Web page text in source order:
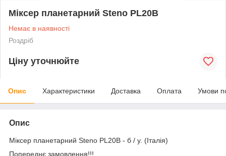
Міксер планетарний Steno PL20B
Немає в наявності
Роздріб
Ціну уточнюйте
Опис Характеристики Доставка Оплата Умови
Опис
Міксер планетарний Steno PL20B - б / у. (Італія)
Попереднє замовлення!!!